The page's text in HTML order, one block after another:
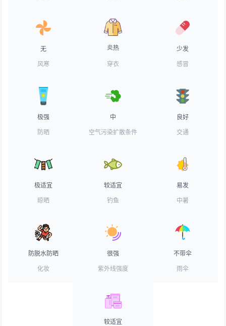
无
风寒
炎热
穿衣
少发
感冒
极强
防晒
中
空气污染扩散条件
良好
交通
极适宜
晾晒
较适宜
钓鱼
易发
中暑
防脱水防晒
化妆
很强
紫外线强度
不带伞
雨伞
较适宜